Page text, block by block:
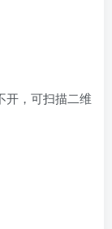
开，可扫描二维